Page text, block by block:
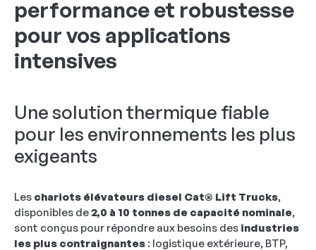
performance et robustesse
pour vos applications
intensives
Une solution thermique fiable
pour les environnements les plus
exigeants
Les chariots élévateurs diesel Cat® Lift Trucks,
disponibles de2,0 à 10 tonnes de capacité nominale,
sont conçus pour répondre aux besoins des industries
les plus contraignantes : logistique extérieure, BTP,